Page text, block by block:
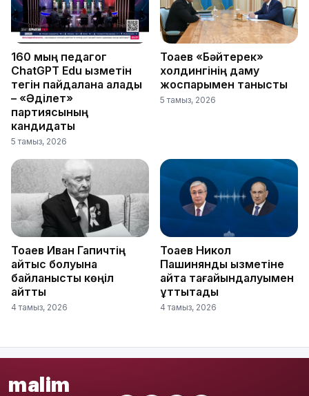
160 мың педагог
ChatGPT Edu қызметін
тегін пайдалана алады
– «Әділет»
партиясының
кандидаты
5 тамыз, 2026
Тоқаев «Бәйтерек»
холдингінің даму
жоспарымен танысты
5 тамыз, 2026
Тоқаев Иван Гапичтің
қайтыс болуына
байланысты көңіл
айтты
4 тамыз, 2026
Тоқаев Никол
Пашинянды қызметіне
қайта тағайындалуымен
құттықтады
4 тамыз, 2026
malim